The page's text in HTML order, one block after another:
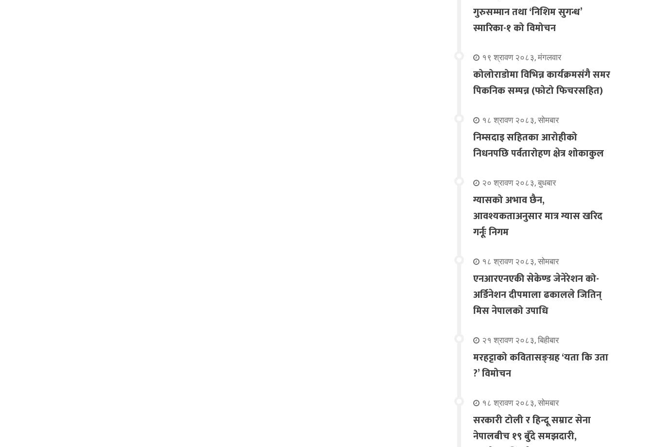
गुरुसम्मान तथा ‘निशिम सुगन्ध’
स्मारिका-१ को विमोचन
१९ श्रावण २०८३, मंगलवार
कोलोराडोमा विभिन्न कार्यक्रमसंगै समर
पिकनिक सम्पन्न (फोटो फिचरसहित)
१८ श्रावण २०८३, सोमबार
निम्सदाइ सहितका आरोहीको
निधनपछि पर्वतारोहण क्षेत्र शोकाकुल
२० श्रावण २०८३, बुधबार
ग्यासको अभाव छैन,
आवश्यकताअनुसार मात्र ग्यास खरिद
गर्नूः निगम
१८ श्रावण २०८३, सोमबार
एनआरएनएकी सेकेण्ड जेनेरेशन को-
अर्डिनेशन दीपमाला ढकालले जितिन्
मिस नेपालको उपाधि
२१ श्रावण २०८३, बिहीबार
मरहट्टाको कवितासङ्ग्रह ‘यता कि उता
?’ विमोचन
१८ श्रावण २०८३, सोमबार
सरकारी टोली र हिन्दू सम्राट सेना
नेपालबीच १९ बुँदे समझदारी,